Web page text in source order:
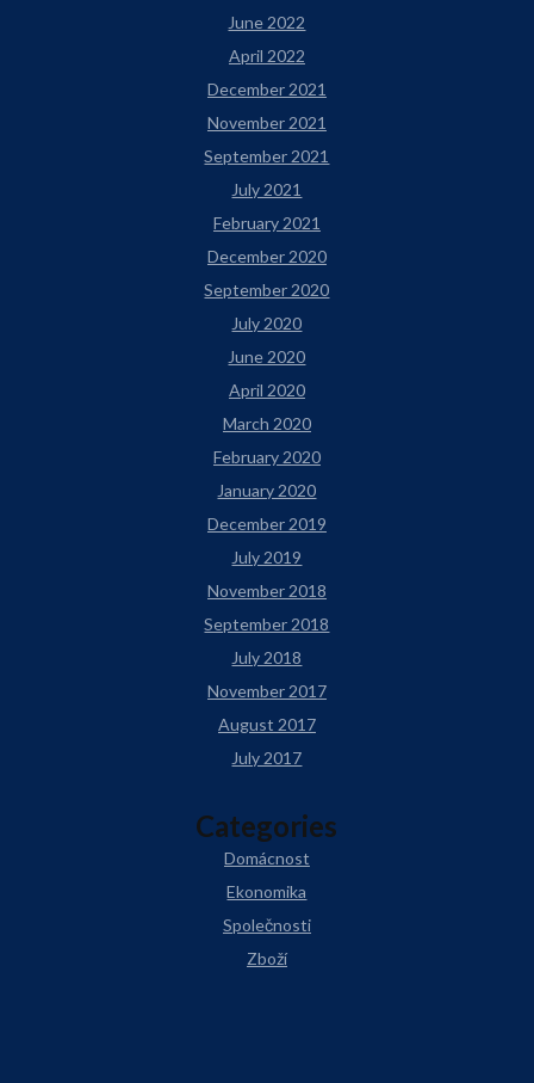
June 2022
April 2022
December 2021
November 2021
September 2021
July 2021
February 2021
December 2020
September 2020
July 2020
June 2020
April 2020
March 2020
February 2020
January 2020
December 2019
July 2019
November 2018
September 2018
July 2018
November 2017
August 2017
July 2017
Categories
Domácnost
Ekonomika
Společnosti
Zboží